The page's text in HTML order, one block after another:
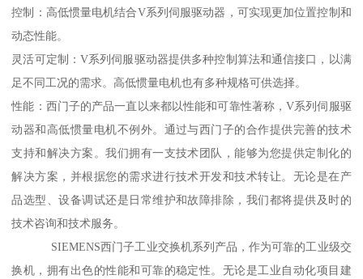
控制：高低惯量电机结合V系列伺服驱动器，可实现更加位置控制和
动态性能。
灵活可定制：V系列伺服驱动器提供多种控制算法和通信接口，以满
足不同工况的需求。高低惯量电机也有多种规格可供选择。
性能：西门子的产品一直以来都以性能和可靠性著称，V系列伺服驱
动器和高低惯量电机不例外。通过与西门子的合作提供完善的技术
支持和解决方案。我们拥有一支技术团队，能够为您提供定制化的
解决方案，并根据您的需求进行技术开发和技术转让。无论是在产
品选型、设备调试还是日常维护和故障排除，我们都将提供及时的
技术咨询和技术服务。
SIEMENS西门子工业交换机系列产品，作为可靠的工业级交
换机，拥有出色的性能和可靠的稳定性。无论是工业自动化项目建